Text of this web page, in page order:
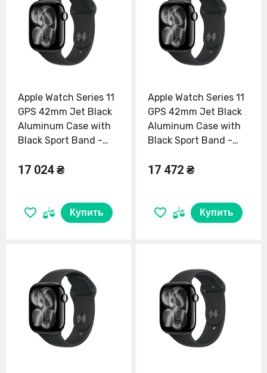
Apple Watch Series 11
GPS 42mm Jet Black
Aluminum Case with
Black Sport Band -
17 024 ₴
Купить
Apple Watch Series 11
GPS 42mm Jet Black
Aluminum Case with
Black Sport Band -
17 472 ₴
Купить